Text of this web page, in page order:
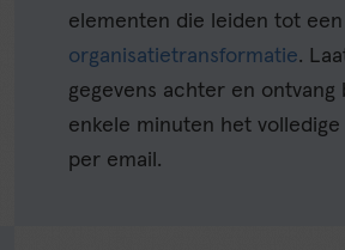
elementen die leiden tot een
organisatietransformatie.
gegevens achter en ontvang
enkele minuten het
per email.